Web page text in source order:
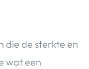
die de sterkte en
wat een